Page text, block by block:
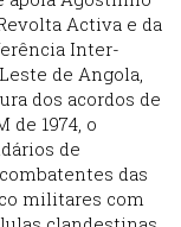
Activa e da
Inter-
de Angola,
dos acordos de
de 1974, o
de
das
militares com